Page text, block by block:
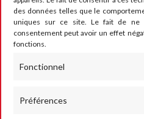
des données telles que le
uniques sur ce site. Le fait de ne
consentement peut avoir un effet
fonctions.
Fonctionnel
Préférences
CONTACT
RUMESM ASBL – Circuit Jules
B-5640 Mettet